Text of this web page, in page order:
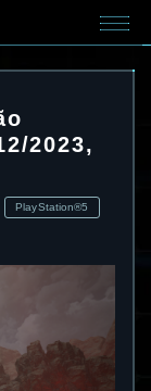
2023,
PlayStation®5